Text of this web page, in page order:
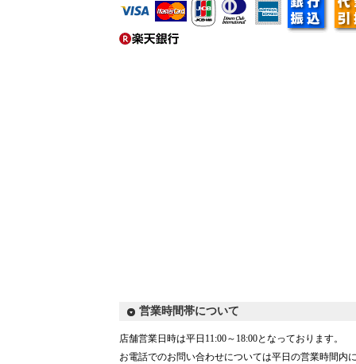
営業時間帯について
店舗営業日時は平日11:00～18:00となっております。
お電話でのお問い合わせについては平日の営業時間内